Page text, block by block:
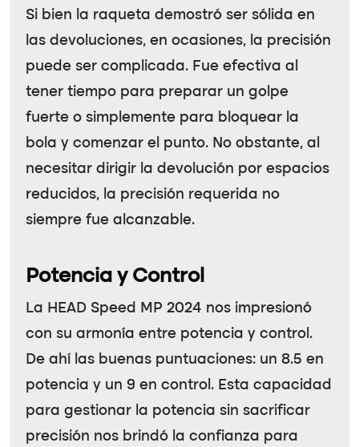
Si bien la raqueta demostró ser sólida en
las devoluciones, en ocasiones, la precisión
puede ser complicada. Fue efectiva al
tener tiempo para preparar un golpe
fuerte o simplemente para bloquear la
bola y comenzar el punto. No obstante, al
necesitar dirigir la devolución por espacios
reducidos, la precisión requerida no
siempre fue alcanzable.
Potencia y Control
La HEAD Speed MP 2024 nos impresionó
con su armonía entre potencia y control.
De ahí las buenas puntuaciones: un 8.5 en
potencia y un 9 en control. Esta capacidad
para gestionar la potencia sin sacrificar
precisión nos brindó la confianza para